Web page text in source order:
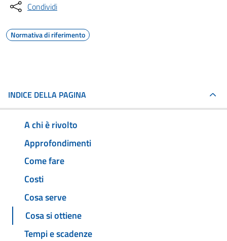
Condividi
Normativa di riferimento
INDICE DELLA PAGINA
A chi è rivolto
Approfondimenti
Come fare
Costi
Cosa serve
Cosa si ottiene
Tempi e scadenze